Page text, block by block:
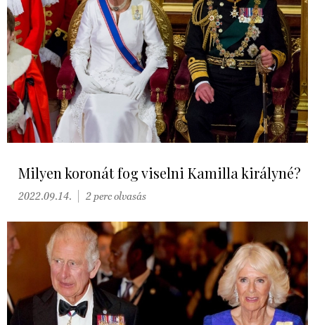
Milyen koronát fog viselni Kamilla királyné?
2022.09.14. 2 perc olvasás